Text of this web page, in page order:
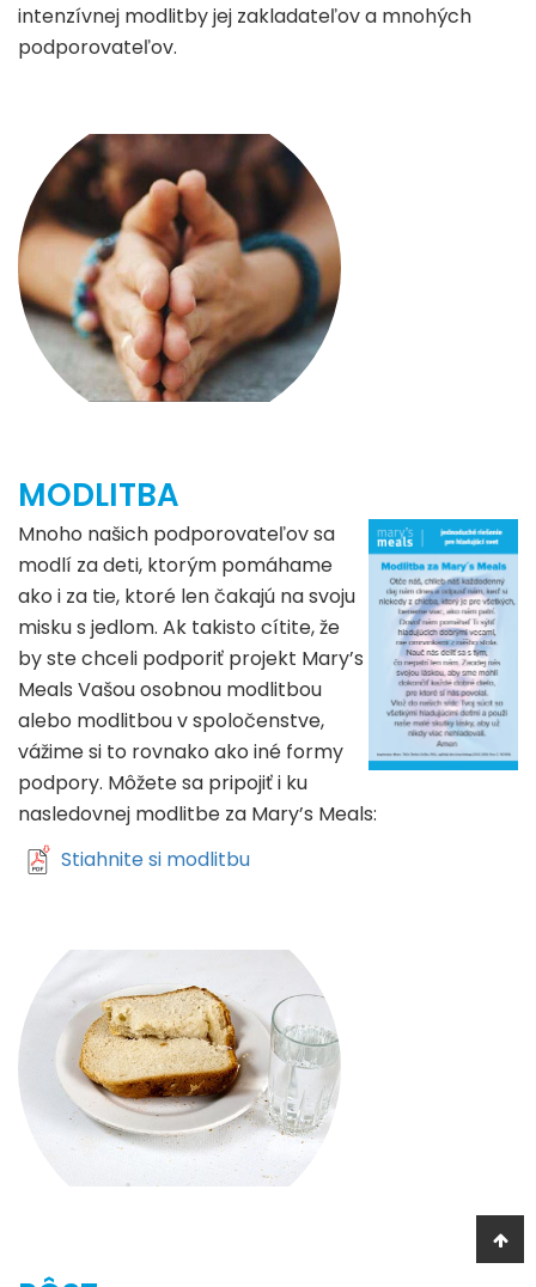
intenzívnej modlitby jej zakladateľov a mnohých
podporovateľov.
MODLITBA
Mnoho našich podporovateľov sa
modlí za deti, ktorým pomáhame
ako i za tie, ktoré len čakajú na svoju
misku s jedlom. Ak takisto cítite, že
by ste chceli podporiť projekt Mary’s
Meals Vašou osobnou modlitbou
alebo modlitbou v spoločenstve,
vážime si to rovnako ako iné formy
podpory. Môžete sa pripojiť i ku
nasledovnej modlitbe za Mary’s Meals:
Stiahnite si modlitbu